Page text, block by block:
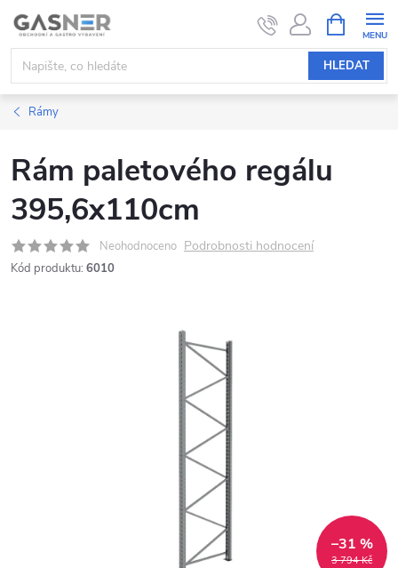
Přejít
obsah
HLEDAT
NÁKUPNÍ
KOŠÍK
Rámy
Rám paletového regálu
395,6x110cm
Neohodnoceno Podrobnosti hodnocení
Kód produktu: 6010
3 794 Kč
–31 %